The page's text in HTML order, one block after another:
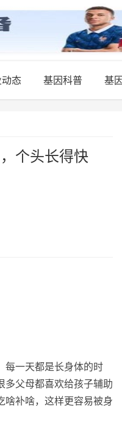
态 基因科普 基
个头长得快
每一天都是长身体的时
多父母都喜欢给孩子辅助
啥补啥，这样更容易被身